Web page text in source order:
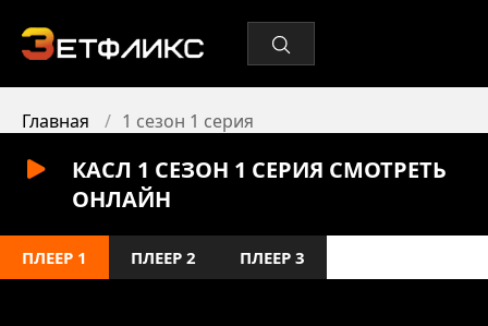
Главная 1 сезон 1 серия
КАСЛ 1 СЕЗОН 1 СЕРИЯ СМОТРЕТЬ
ОНЛАЙН
ПЛЕЕР 1 ПЛЕЕР 2 ПЛЕЕР 3